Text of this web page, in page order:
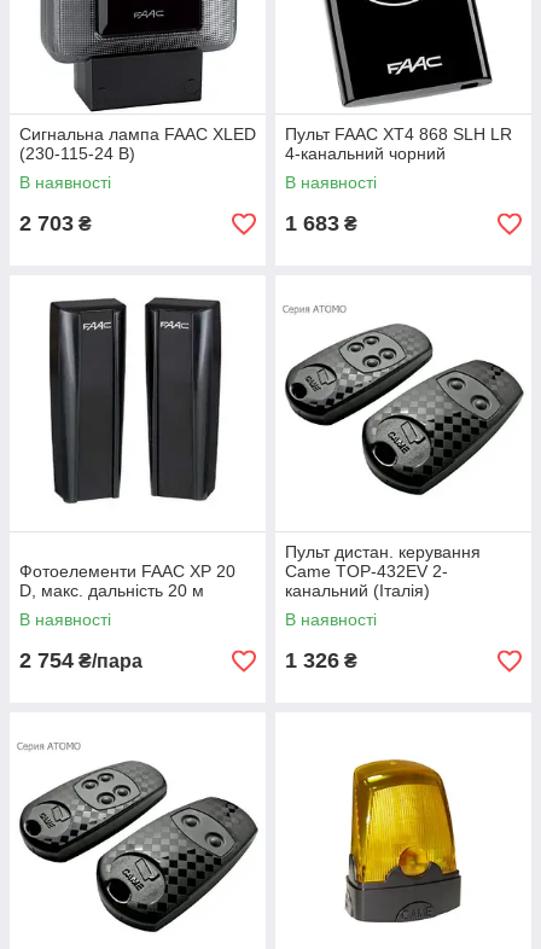
Сигнальна лампа FAAC XLED
(230-115-24 В)
В наявності
2 703 ₴
Пульт FAAC XT4 868 SLH LR
4-канальний чорний
В наявності
1 683 ₴
Фотоелементи FAAC XP 20
D, макс. дальність 20 м
В наявності
2 754 ₴/пара
Пульт дистан. керування
Came TOP-432EV 2-
канальний (Італія)
В наявності
1 326 ₴